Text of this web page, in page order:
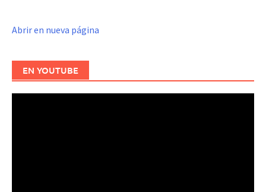
Abrir en nueva página
EN YOUTUBE